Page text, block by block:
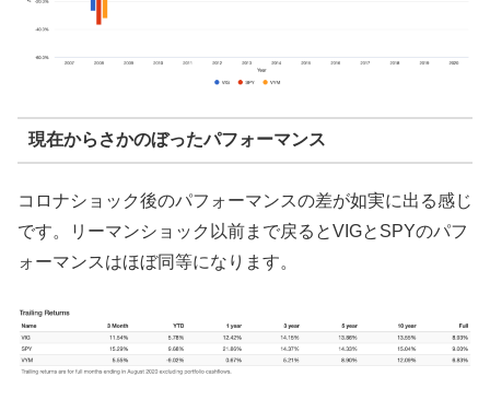
現在からさかのぼったパフォーマンス
コロナショック後のパフォーマンスの差が如実に出る感じ
です。リーマンショック以前まで戻るとVIGとSPYのパフ
ォーマンスはほぼ同等になります。